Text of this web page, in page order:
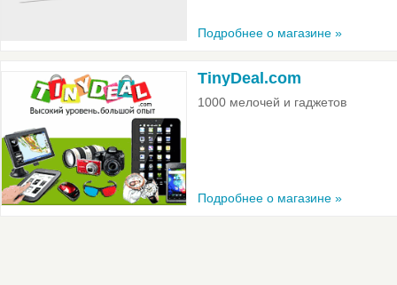
Подробнее о магазине »
TinyDeal.com
1000 мелочей и гаджетов
Подробнее о магазине »